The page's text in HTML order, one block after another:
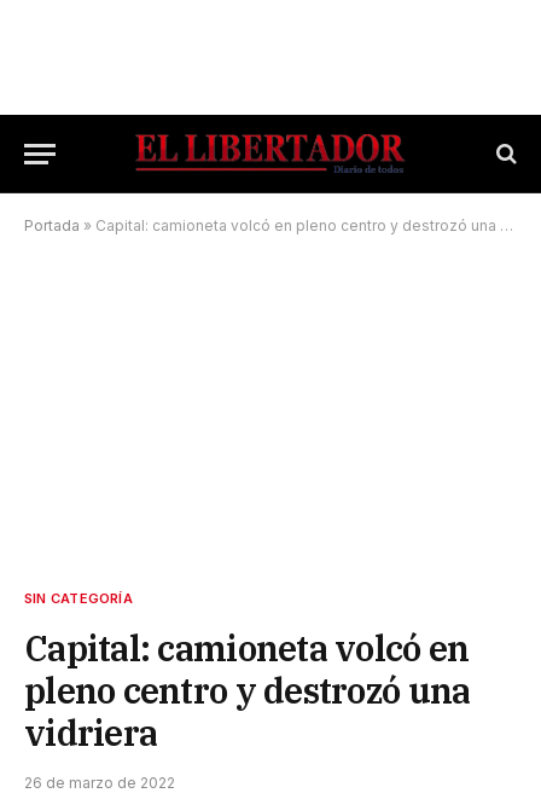
Portada » Capital: camioneta volcó en pleno centro y destrozó una vidriera
SIN CATEGORÍA
Capital: camioneta volcó en
pleno centro y destrozó una
vidriera
26 de marzo de 2022